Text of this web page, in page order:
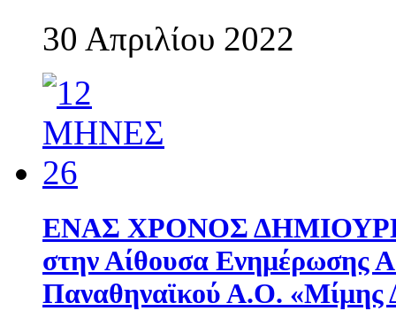
30 Απριλίου 2022
ΕΝΑΣ ΧΡΟΝΟΣ
στην Αίθουσα Ενημέρωσης
Παναθηναϊκού Α.Ο. «Μίμης